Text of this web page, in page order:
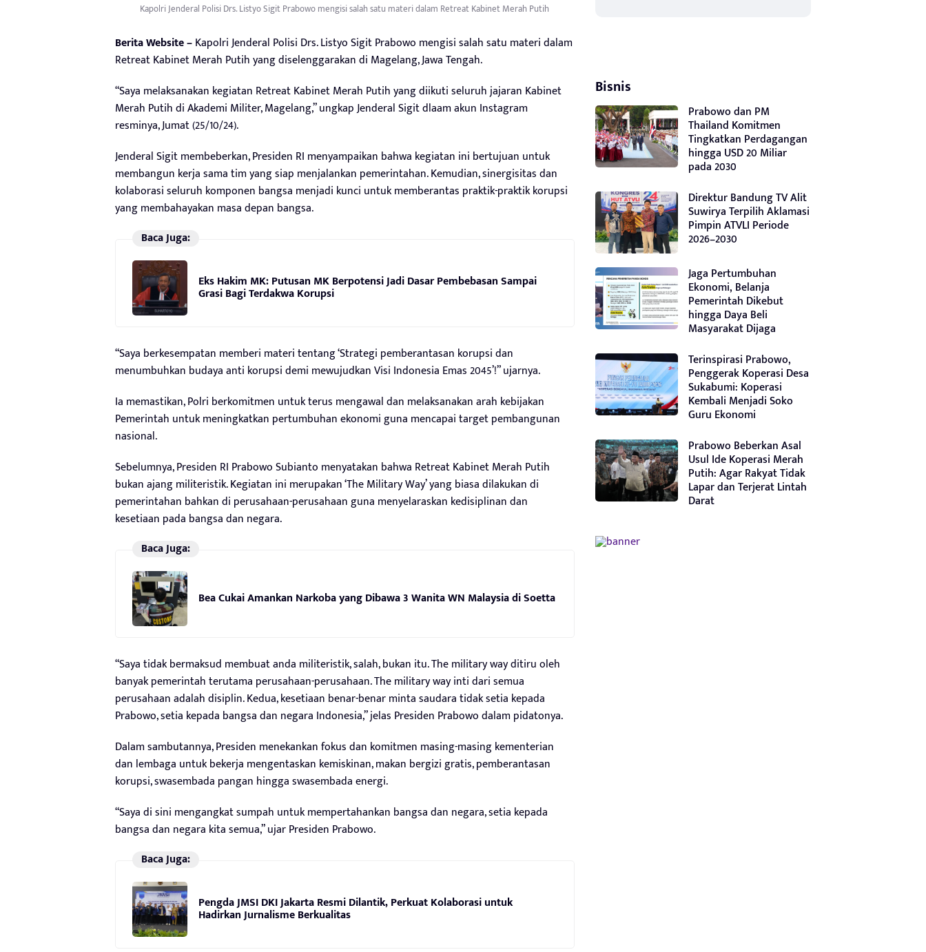
Kapolri Jenderal Polisi Drs. Listyo Sigit Prabowo mengisi salah satu materi dalam Retreat Kabinet Merah Putih
Berita Website –Kapolri Jenderal Polisi Drs. Listyo Sigit Prabowo mengisi salah satu materi dalam
Retreat Kabinet Merah Putih yang diselenggarakan di Magelang, Jawa Tengah.
“Saya melaksanakan kegiatan Retreat Kabinet Merah Putih yang diikuti seluruh jajaran Kabinet
Merah Putih di Akademi Militer, Magelang,” ungkap Jenderal Sigit dlaam akun Instagram
resminya, Jumat (25/10/24).
Jenderal Sigit membeberkan, Presiden RI menyampaikan bahwa kegiatan ini bertujuan untuk
membangun kerja sama tim yang siap menjalankan pemerintahan. Kemudian, sinergisitas dan
kolaborasi seluruh komponen bangsa menjadi kunci untuk memberantas praktik-praktik korupsi
yang membahayakan masa depan bangsa.
Baca Juga:
Eks Hakim MK: Putusan MK Berpotensi Jadi Dasar Pembebasan Sampai
Grasi Bagi Terdakwa Korupsi
“Saya berkesempatan memberi materi tentang ‘Strategi pemberantasan korupsi dan
menumbuhkan budaya anti korupsi demi mewujudkan Visi Indonesia Emas 2045’!” ujarnya.
Ia memastikan, Polri berkomitmen untuk terus mengawal dan melaksanakan arah kebijakan
Pemerintah untuk meningkatkan pertumbuhan ekonomi guna mencapai target pembangunan
nasional.
Sebelumnya, Presiden RI Prabowo Subianto menyatakan bahwa Retreat Kabinet Merah Putih
bukan ajang militeristik. Kegiatan ini merupakan ‘The Military Way’ yang biasa dilakukan di
pemerintahan bahkan di perusahaan-perusahaan guna menyelaraskan kedisiplinan dan
kesetiaan pada bangsa dan negara.
Baca Juga:
Bea Cukai Amankan Narkoba yang Dibawa 3 Wanita WN Malaysia di Soetta
“Saya tidak bermaksud membuat anda militeristik, salah, bukan itu. The military way ditiru oleh
banyak pemerintah terutama perusahaan-perusahaan. The military way inti dari semua
perusahaan adalah disiplin. Kedua, kesetiaan benar-benar minta saudara tidak setia kepada
Prabowo, setia kepada bangsa dan negara Indonesia,” jelas Presiden Prabowo dalam pidatonya.
Dalam sambutannya, Presiden menekankan fokus dan komitmen masing-masing kementerian
dan lembaga untuk bekerja mengentaskan kemiskinan, makan bergizi gratis, pemberantasan
korupsi, swasembada pangan hingga swasembada energi.
“Saya di sini mengangkat sumpah untuk mempertahankan bangsa dan negara, setia kepada
bangsa dan negara kita semua,” ujar Presiden Prabowo.
Baca Juga:
Pengda JMSI DKI Jakarta Resmi Dilantik, Perkuat Kolaborasi untuk
Hadirkan Jurnalisme Berkualitas
Bisnis
Prabowo dan PM
Thailand Komitmen
Tingkatkan Perdagangan
hingga USD 20 Miliar
pada 2030
Direktur Bandung TV Alit
Suwirya Terpilih Aklamasi
Pimpin ATVLI Periode
2026–2030
Jaga Pertumbuhan
Ekonomi, Belanja
Pemerintah Dikebut
hingga Daya Beli
Masyarakat Dijaga
Terinspirasi Prabowo,
Penggerak Koperasi Desa
Sukabumi: Koperasi
Kembali Menjadi Soko
Guru Ekonomi
Prabowo Beberkan Asal
Usul Ide Koperasi Merah
Putih: Agar Rakyat Tidak
Lapar dan Terjerat Lintah
Darat